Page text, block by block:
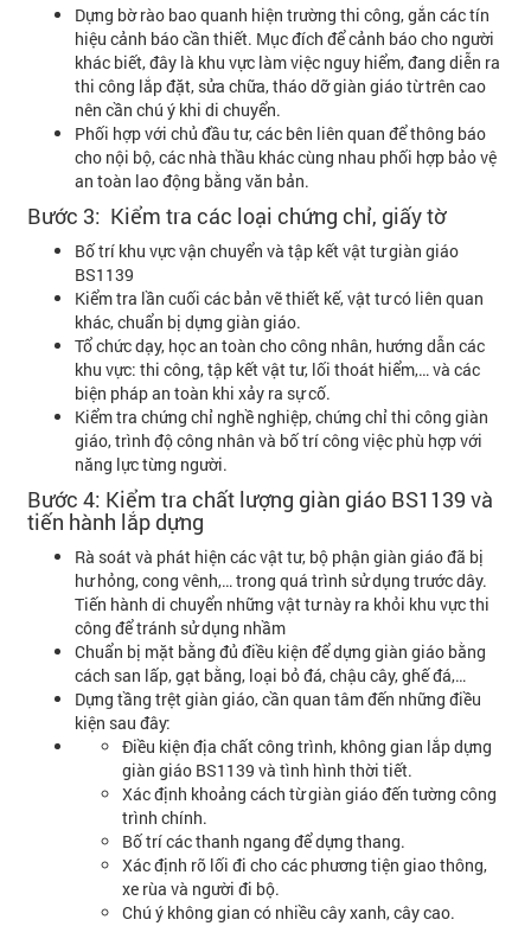
Dựng bờ rào bao quanh hiện trường thi công, gắn các tín
hiệu cảnh báo cần thiết. Mục đích để cảnh báo cho người
khác biết, đây là khu vực làm việc nguy hiểm, đang diễn ra
thi công lắp đặt, sửa chữa, tháo dỡ giàn giáo từ trên cao
nên cần chú ý khi di chuyển.
Phối hợp với chủ đầu tư, các bên liên quan để thông báo
cho nội bộ, các nhà thầu khác cùng nhau phối hợp bảo vệ
an toàn lao động bằng văn bản.
Bước 3: Kiểm tra các loại chứng chỉ, giấy tờ
Bố trí khu vực vận chuyển và tập kết vật tư giàn giáo
BS1139
Kiểm tra lần cuối các bản vẽ thiết kế, vật tư có liên quan
khác, chuẩn bị dựng giàn giáo.
Tổ chức dạy, học an toàn cho công nhân, hướng dẫn các
khu vực: thi công, tập kết vật tư, lối thoát hiểm,… và các
biện pháp an toàn khi xảy ra sự cố.
Kiểm tra chứng chỉ nghề nghiệp, chứng chỉ thi công giàn
giáo, trình độ công nhân và bố trí công việc phù hợp với
năng lực từng người.
Bước 4: Kiểm tra chất lượng giàn giáo BS1139 và
tiến hành lắp dựng
Rà soát và phát hiện các vật tư, bộ phận giàn giáo đã bị
hư hỏng, cong vênh,… trong quá trình sử dụng trước dây.
Tiến hành di chuyển những vật tư này ra khỏi khu vực thi
công để tránh sử dụng nhầm
Chuẩn bị mặt bằng đủ điều kiện để dựng giàn giáo bằng
cách san lấp, gạt bằng, loại bỏ đá, chậu cây, ghế đá,…
Dựng tầng trệt giàn giáo, cần quan tâm đến những điều
kiện sau đây:
Điều kiện địa chất công trình, không gian lắp dựng
giàn giáo BS1139 và tình hình thời tiết.
Xác định khoảng cách từ giàn giáo đến tường công
trình chính.
Bố trí các thanh ngang để dựng thang.
Xác định rõ lối đi cho các phương tiện giao thông,
xe rùa và người đi bộ.
Chú ý không gian có nhiều cây xanh, cây cao.